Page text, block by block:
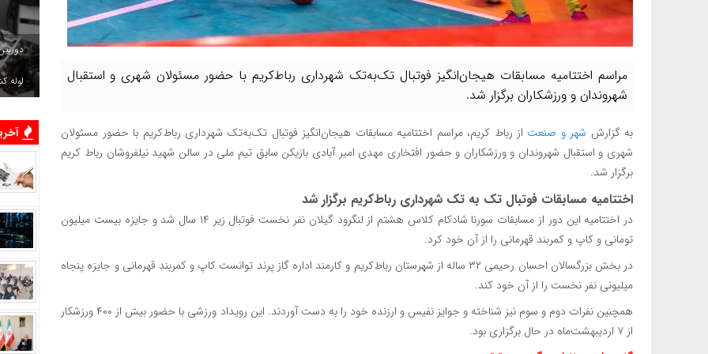
مراسم اختتامیه مسابقات هیجان‌انگیز فوتبال تک‌به‌تک شهرداری رباط‌کریم با حضور مسئولان شهری و استقبال
شهروندان و ورزشکاران برگزار شد.
به گزارش شهر و صنعت از رباط کریم، مراسم اختتامیه مسابقات هیجان‌انگیز فوتبال تک‌به‌تک شهرداری رباط‌کریم با حضور مسئولان
شهری و استقبال شهروندان و ورزشکاران و حضور افتخاری مهدی امیر آبادی بازیکن سابق تیم ملی در سالن شهید نیلفروشان رباط کریم
برگزار شد.
اختتامیه مسابقات فوتبال تک به تک شهرداری رباط‌کریم برگزار شد
در اختتامیه این دور از مسابقات سورنا شادکام کلاس هشتم از لنگرود گیلان نفر نخست فوتبال زیر ۱۴ سال شد و جایزه بیست میلیون
تومانی و کاپ و کمربند قهرمانی را از آن خود کرد.
در بخش بزرگسالان احسان رحیمی ۳۲ ساله از شهرستان رباط‌کریم و کارمند اداره گاز پرند توانست کاپ و کمربند قهرمانی و جایزه پنجاه
میلیونی نفر نخست را از آن خود کند.
همچنین نفرات دوم و سوم نیز شناخته و جوایز نفیس و ارزنده خود را به دست آوردند. این رویداد ورزشی با حضور بیش از ۴۰۰ ورزشکار
از ۷ اردیبهشت‌ماه در حال برگزاری بود.
لوله